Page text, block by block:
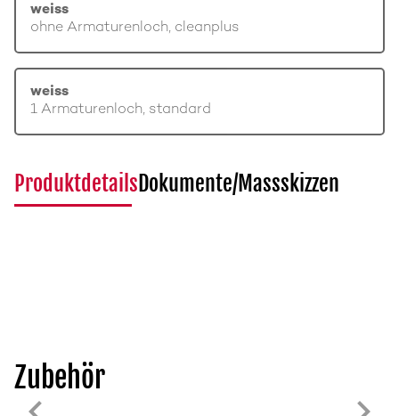
weiss
ohne Armaturenloch, cleanplus
weiss
1 Armaturenloch, standard
ProduktdetailsDokumente/Massskizzen
Zubehör